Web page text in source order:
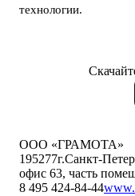
технологии.
ООО «ГРАМОТА»
195277г.Санкт-
офис 63, часть
8 495 424-84-44